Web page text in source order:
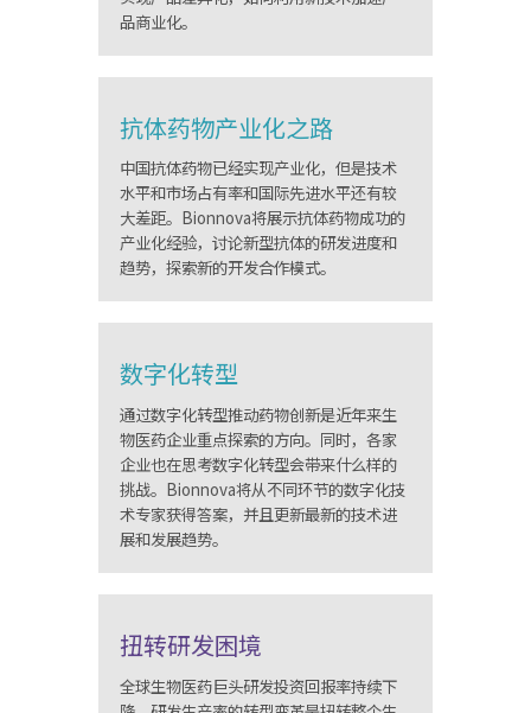
品商业化。
抗体药物产业化之路
中国抗体药物已经实现产业化，但是技术
水平和市场占有率和国际先进水平还有较
大差距。Bionnova将展示抗体药物成功的
产业化经验，讨论新型抗体的研发进度和
趋势，探索新的开发合作模式。
数字化转型
通过数字化转型推动药物创新是近年来生
物医药企业重点探索的方向。同时，各家
企业也在思考数字化转型会带来什么样的
挑战。Bionnova将从不同环节的数字化技
术专家获得答案，并且更新最新的技术进
展和发展趋势。
扭转研发困境
全球生物医药巨头研发投资回报率持续下